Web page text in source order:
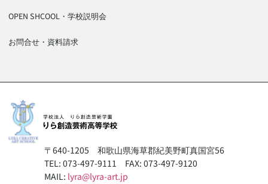
OPEN SHCOOL・学校説明会
お問合せ・資料請求
〒640-1205 和歌山県海草郡紀美野町真国宮56
TEL: 073-497-9111 FAX: 073-497-9120
MAIL: lyra@lyra-art.jp